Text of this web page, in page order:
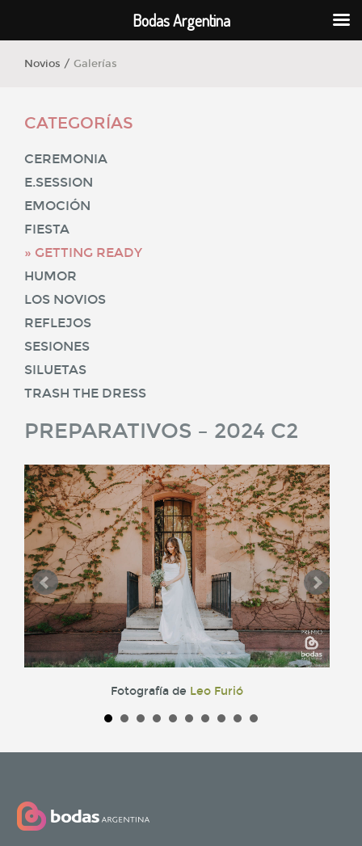
Novios / Galerías
CATEGORÍAS
CEREMONIA
E.SESSION
EMOCIÓN
FIESTA
GETTING READY
HUMOR
LOS NOVIOS
REFLEJOS
SESIONES
SILUETAS
TRASH THE DRESS
PREPARATIVOS – 2024 C2
Fotografía de Leo Furió
Bodas Argentina